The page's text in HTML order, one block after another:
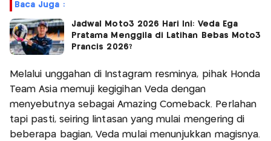
Baca Juga :
Jadwal Moto3 2026 Hari Ini: Veda Ega
Pratama Menggila di Latihan Bebas Moto3
Prancis 2026?
Melalui unggahan di Instagram resminya, pihak Honda
Team Asia memuji kegigihan Veda dengan
menyebutnya sebagai Amazing Comeback. Perlahan
tapi pasti, seiring lintasan yang mulai mengering di
beberapa bagian, Veda mulai menunjukkan magisnya.